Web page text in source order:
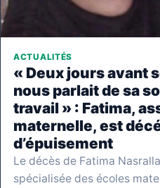
ACTUALITÉS
« Deux jours avant
nous parlait de sa
travail » : Fatima,
maternelle, est
d’épuisement
Le décès de Fatima
spécialisée des écoles